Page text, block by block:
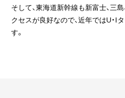
そして、東海道新幹線も新富士、三
クセスが良好なので、近年ではU・I
す。